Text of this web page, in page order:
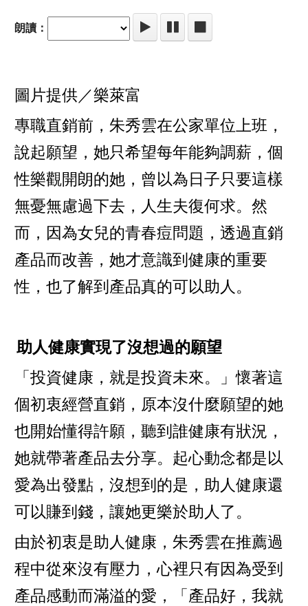
朗讀：
圖片提供／樂萊富
專職直銷前，朱秀雲在公家單位上班，
說起願望，她只希望每年能夠調薪，個
性樂觀開朗的她，曾以為日子只要這樣
無憂無慮過下去，人生夫復何求。然
而，因為女兒的青春痘問題，透過直銷
產品而改善，她才意識到健康的重要
性，也了解到產品真的可以助人。
助人健康實現了沒想過的願望
「投資健康，就是投資未來。」懷著這
個初衷經營直銷，原本沒什麼願望的她
也開始懂得許願，聽到誰健康有狀況，
她就帶著產品去分享。起心動念都是以
愛為出發點，沒想到的是，助人健康還
可以賺到錢，讓她更樂於助人了。
由於初衷是助人健康，朱秀雲在推薦過
程中從來沒有壓力，心裡只有因為受到
產品感動而滿溢的愛，「產品好，我就